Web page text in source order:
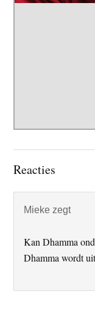
Lees
Reacties
Mieke zegt
Kan Dhamma
Dhamma wordt